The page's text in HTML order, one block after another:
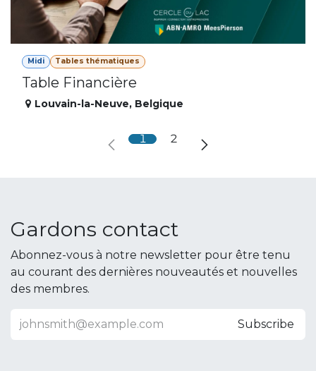
Midi Tables thématiques
Table Financière
Louvain-la-Neuve, Belgique
1 2
Gardons contact
Abonnez-vous à notre newsletter pour être tenu
au courant des dernières nouveautés et nouvelles
des membres.
Subscribe